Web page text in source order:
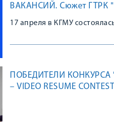
ВАКАНСИЙ. Сюжет ГТРК
17 апреля в КГМУ
ПОБЕДИТЕЛИ
– VIDEO RESUME